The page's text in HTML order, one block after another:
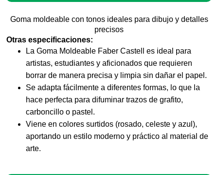
Goma moldeable con tonos ideales para dibujo y detalles
precisos
Otras especificaciones:
La Goma Moldeable Faber Castell es ideal para
artistas, estudiantes y aficionados que requieren
borrar de manera precisa y limpia sin dañar el papel.
Se adapta fácilmente a diferentes formas, lo que la
hace perfecta para difuminar trazos de grafito,
carboncillo o pastel.
Viene en colores surtidos (rosado, celeste y azul),
aportando un estilo moderno y práctico al material de
arte.